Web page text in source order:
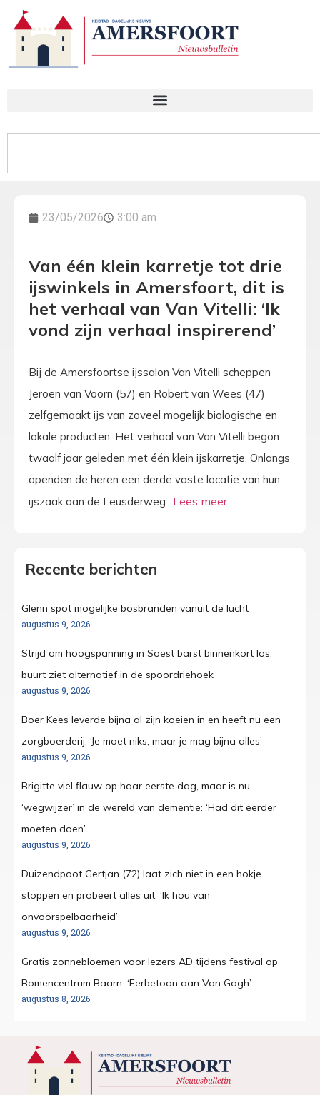
23/05/2026 3:00 am
Van één klein karretje tot drie
ijswinkels in Amersfoort, dit is
het verhaal van Van Vitelli: ‘Ik
vond zijn verhaal inspirerend’
Bij de Amersfoortse ijssalon Van Vitelli scheppen
Jeroen van Voorn (57) en Robert van Wees (47)
zelfgemaakt ijs van zoveel mogelijk biologische en
lokale producten. Het verhaal van Van Vitelli begon
twaalf jaar geleden met één klein ijskarretje. Onlangs
openden de heren een derde vaste locatie van hun
ijszaak aan de Leusderweg.
Recente berichten
Glenn spot mogelijke bosbranden vanuit de lucht
augustus 9, 2026
Strijd om hoogspanning in Soest barst binnenkort los,
buurt ziet alternatief in de spoordriehoek
augustus 9, 2026
Boer Kees leverde bijna al zijn koeien in en heeft nu een
zorgboerderij: ‘Je moet niks, maar je mag bijna alles’
augustus 9, 2026
Brigitte viel flauw op haar eerste dag, maar is nu
‘wegwijzer’ in de wereld van dementie: ‘Had dit eerder
moeten doen’
augustus 9, 2026
Duizendpoot Gertjan (72) laat zich niet in een hokje
stoppen en probeert alles uit: ‘Ik hou van
onvoorspelbaarheid’
augustus 9, 2026
Gratis zonnebloemen voor lezers AD tijdens festival op
Bomencentrum Baarn: ‘Eerbetoon aan Van Gogh’
augustus 8, 2026